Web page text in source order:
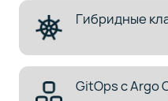
Гибридные
GitOps с Argo